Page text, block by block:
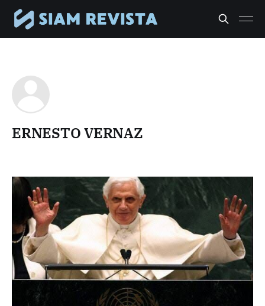
ERNESTO VERNAZ